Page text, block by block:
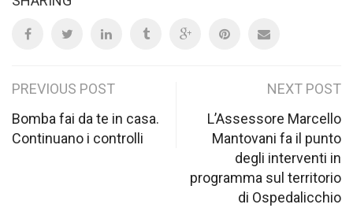
Post
navigation
PREVIOUS POST
Bomba fai da te in casa.
Continuano i controlli
NEXT POST
L’Assessore Marcello
Mantovani fa il punto
degli interventi in
programma sul territorio
di Ospedalicchio